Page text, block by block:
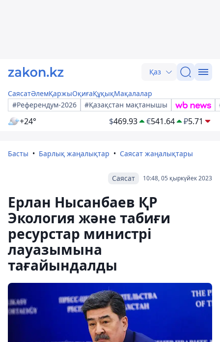
Қаз
СаясатӘлемҚаржыОқиғаҚұқықМақалалар
#Референдум-2026
#Қазақстан мақтанышы
+24° $469.93 €541.64 ₽5.71
Басты Барлық жаңалықтар Саясат жаңалықтары
10:48, 05 қыркүйек 2023
Саясат
Ерлан Нысанбаев ҚР
Экология және табиғи
ресурстар министрі
лауазымына
тағайындалды